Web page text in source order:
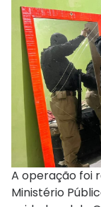
A operação foi
Ministério